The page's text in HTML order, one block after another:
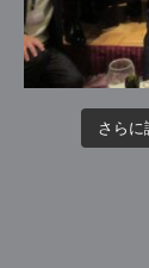
さらに